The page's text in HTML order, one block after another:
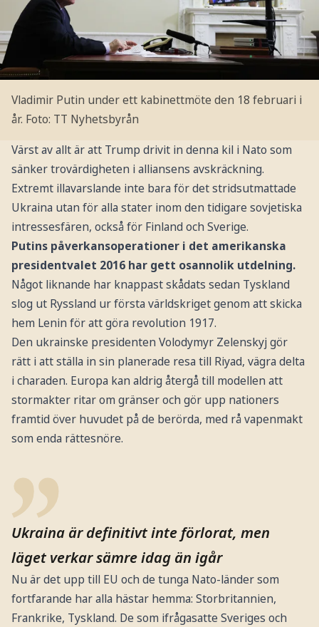
Vladimir Putin under ett kabinettmöte den 18 februari i
år. Foto: TT Nyhetsbyrån
Värst av allt är att Trump drivit in denna kil i Nato som
sänker trovärdigheten i alliansens avskräckning.
Extremt illavarslande inte bara för det stridsutmattade
Ukraina utan för alla stater inom den tidigare sovjetiska
intressesfären, också för Finland och Sverige.
Putins påverkansoperationer i det amerikanska
presidentvalet 2016 har gett osannolik utdelning.
Något liknande har knappast skådats sedan Tyskland
slog ut Ryssland ur första världskriget genom att skicka
hem Lenin för att göra revolution 1917.
Den ukrainske presidenten Volodymyr Zelenskyj gör
rätt i att ställa in sin planerade resa till Riyad, vägra delta
i charaden. Europa kan aldrig återgå till modellen att
stormakter ritar om gränser och gör upp nationers
framtid över huvudet på de berörda, med rå vapenmakt
som enda rättesnöre.
Ukraina är definitivt inte förlorat, men
läget verkar sämre idag än igår
Nu är det upp till EU och de tunga Nato-länder som
fortfarande har alla hästar hemma: Storbritannien,
Frankrike, Tyskland. De som ifrågasatte Sveriges och